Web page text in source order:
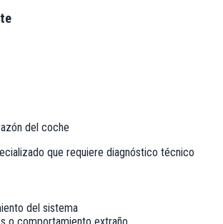
del coche
que requiere diagnóstico técnico
del sistema